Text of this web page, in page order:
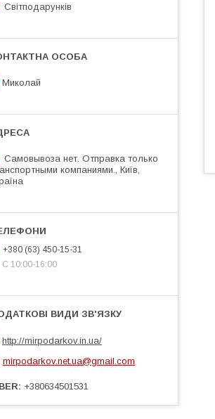
Світподарунків
Миколай
Самовывоза нет. Отправка только
компаниями., Київ,
+380 (63) 450-15-31
С 10:00-16:00
http://mirpodarkov.in.ua/
mirpodarkov.net.ua@gmail.com
+380634501531